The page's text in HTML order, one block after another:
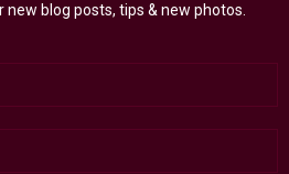
blog posts, tips & new photos.